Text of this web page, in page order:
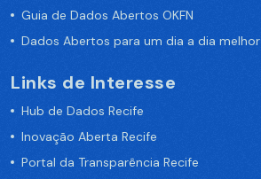
Guia de Dados Abertos OKFN
Dados Abertos para um dia a dia melhor
Links de Interesse
Hub de Dados Recife
Inovação Aberta Recife
Portal da Transparência Recife